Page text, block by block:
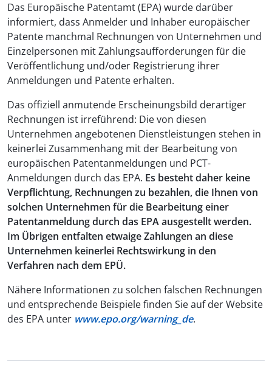
Das Europäische Patentamt (EPA) wurde darüber
informiert, dass Anmelder und Inhaber europäischer
Patente manchmal Rechnungen von Unternehmen und
Einzelpersonen mit Zahlungsaufforderungen für die
Veröffentlichung und/oder Registrierung ihrer
Anmeldungen und Patente erhalten.
Das offiziell anmutende Erscheinungsbild derartiger
Rechnungen ist irreführend: Die von diesen
Unternehmen angebotenen Dienstleistungen stehen in
keinerlei Zusammenhang mit der Bearbeitung von
europäischen Patentanmeldungen und PCT-
Anmeldungen durch das EPA. Es besteht daher keine
Verpflichtung, Rechnungen zu bezahlen, die Ihnen von
solchen Unternehmen für die Bearbeitung einer
Patentanmeldung durch das EPA ausgestellt werden.
Im Übrigen entfalten etwaige Zahlungen an diese
Unternehmen keinerlei Rechtswirkung in den
Verfahren nach dem EPÜ.
Nähere Informationen zu solchen falschen Rechnungen
und entsprechende Beispiele finden Sie auf der Website
des EPA unter www.epo.org/warning_de.